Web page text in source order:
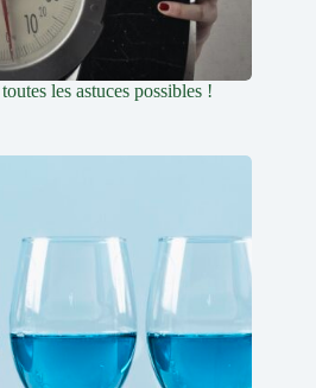
les astuces possibles !